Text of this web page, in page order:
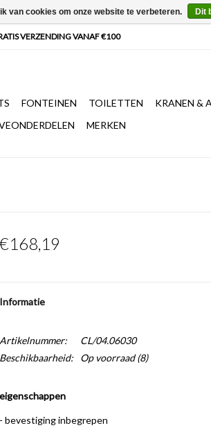
FONTEINEN TOILETTEN
KRANEN &
MERKEN
€168,19
Informatie
Artikelnummer:
CL/04.06030
Beschikbaarheid:
Op voorraad(8)
eigenschappen
- bevestiging inbegrepen
van cookies om onze website te verbeteren. Dit